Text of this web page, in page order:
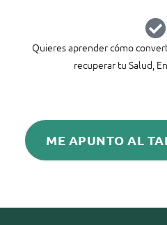
Quieres aprender cómo
recuperar tu Salud,
ME APUNTO AL